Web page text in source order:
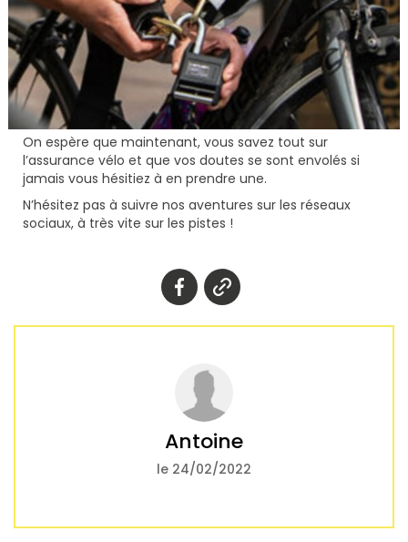
On espère que maintenant, vous savez tout sur
l’assurance vélo et que vos doutes se sont envolés si
jamais vous hésitiez à en prendre une.
N’hésitez pas à suivre nos aventures sur les réseaux
sociaux, à très vite sur les pistes !
Antoine
le 24/02/2022